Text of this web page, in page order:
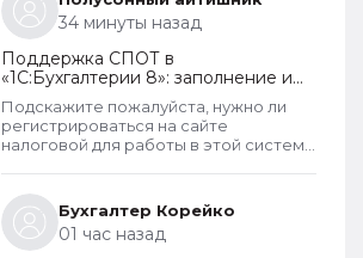
на больничных и типо работают чтобы
получать пособия их все же
получают. Так что могу сказать что как
то не правельно распределены
критерии оценивания дохода.
34 минуты назад
Поддержка СПОТ в
«1С:Бухгалтерии 8»: заполнение и
отправка ДОПП, уплата
обеспечительного платежа и
получение QR-кода
Подскажите пожалуйста, нужно ли
регистрироваться на сайте
налоговой для работы в этой системе
Бухгалтер Корейко
01 час назад